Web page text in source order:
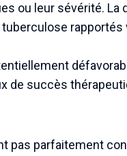
ou leur sévérité. La
rapportés
de succès
pas parfaitement